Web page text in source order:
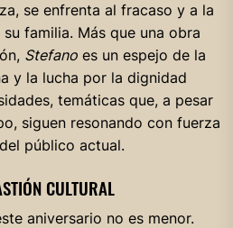
se enfrenta al fracaso y a la
familia. Más que una obra
Stefanoes un espejo de la
y la lucha por la dignidad
temáticas que, a pesar
siguen resonando con fuerza
público actual.
CULTURAL
aniversario no es menor.